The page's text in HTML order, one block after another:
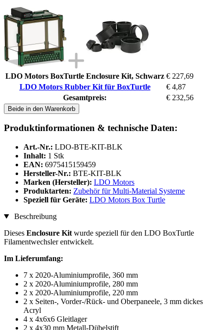
LDO Motors BoxTurtle Enclosure Kit, Schwarz € 227,69
LDO Motors Rubber Kit für BoxTurtle
€ 4,87
Gesamtpreis:
€ 232,56
Beide in den Warenkorb
Produktinformationen & technische Daten:
Art.-Nr.: LDO-BTE-KIT-BLK
Inhalt: 1 Stk
EAN: 6975415159459
Hersteller-Nr.: BTE-KIT-BLK
Marken (Hersteller): LDO Motors
Produktarten: Zubehör für Multi-Material Systeme
Speziell für Geräte: LDO Motors Box Turtle
Beschreibung
Dieses Enclosure Kit wurde speziell für den LDO BoxTurtle
Filamentwechsler entwickelt.
Im Lieferumfang:
7 x 2020-Aluminiumprofile, 360 mm
2 x 2020-Aluminiumprofile, 280 mm
2 x 2020-Aluminiumprofile, 220 mm
2 x Seiten-, Vorder-/Rück- und Oberpaneele, 3 mm dickes
Acryl
4 x 4x6x6 Gleitlager
2 x 4x30 mm Metall-Dübelstift